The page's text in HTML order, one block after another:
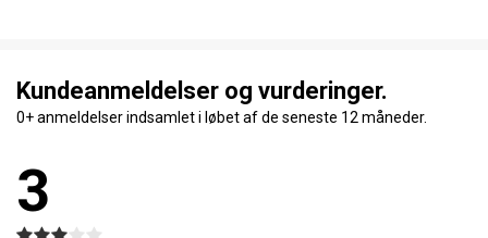
Kundeanmeldelser og vurderinger.
0+ anmeldelser indsamlet i løbet af de seneste 12 måneder.
3